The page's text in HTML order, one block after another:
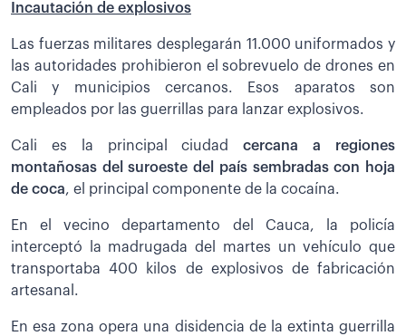
Incautación de explosivos
Las fuerzas militares desplegarán 11.000 uniformados y
las autoridades prohibieron el sobrevuelo de drones en
Cali y municipios cercanos. Esos aparatos son
empleados por las guerrillas para lanzar explosivos.
Cali es la principal ciudadcercana a regiones
montañosas del suroeste del país sembradas con hoja
de coca, el principal componente de la cocaína.
En el vecino departamento del Cauca, la policía
interceptó la madrugada del martes un vehículo que
transportaba 400 kilos de explosivos de fabricación
artesanal.
En esa zona opera una disidencia de la extinta guerrilla